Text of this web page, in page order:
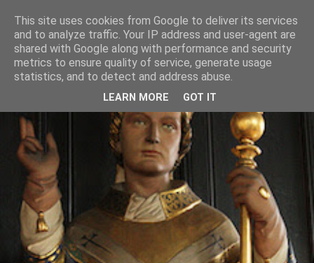
This site uses cookies from Google to deliver its services
and to analyze traffic. Your IP address and user-agent are
shared with Google along with performance and security
metrics to ensure quality of service, generate usage
statistics, and to detect and address abuse.
LEARN MORE GOT IT